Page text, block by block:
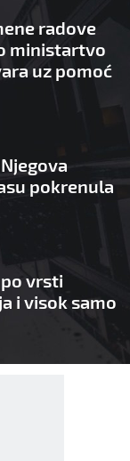
radove
ministartvo
uz pomoć
pokrenula
vrsti
i visok samo